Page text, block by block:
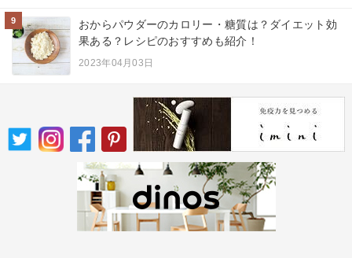
9
おからパウダーのカロリー・糖質は？ダイエット効
果ある？レシピのおすすめも紹介！
2023年04月03日